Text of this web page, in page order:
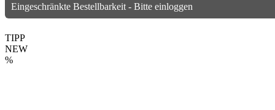
Eingeschränkte Bestellbarkeit - Bitte einloggen
TIPP
NEW
%